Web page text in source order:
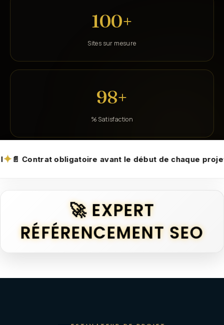
100+
Sites sur mesure
98+
% Satisfaction
avant le début de chaque projet✦🛡️
🚀 EXPERT
RÉFÉRENCEMENT SEO